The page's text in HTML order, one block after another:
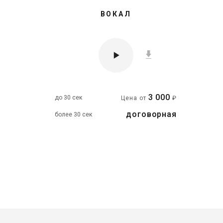
Станислав
Цена от30 ₽
Владимир
30 ₽
ВОКАЛ
до 30 сек Цена от 3 000 ₽
более 30 сек договорная